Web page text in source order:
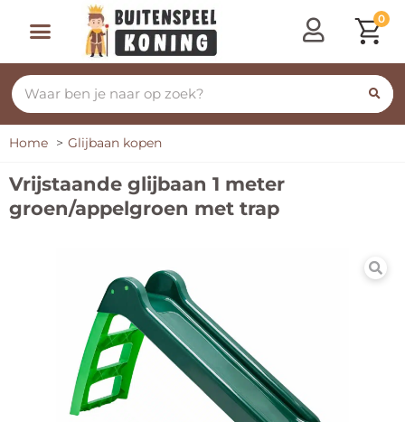
0
Home Glijbaan kopen
Vrijstaande glijbaan 1 meter
groen/appelgroen met trap